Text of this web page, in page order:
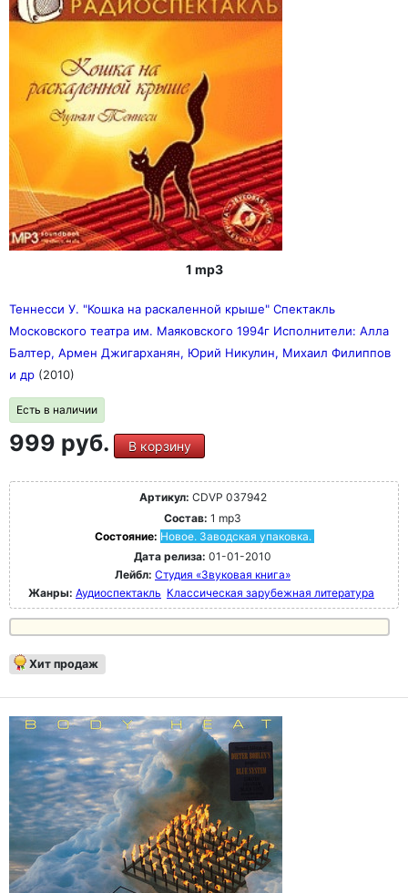
1 mp3
Теннесси У. "Кошка на раскаленной крыше" Спектакль
Московского театра им. Маяковского 1994г Исполнители: Алла
Балтер, Армен Джигарханян, Юрий Никулин, Михаил Филиппов
и др (2010)
Есть в наличии
999 руб. В корзину
Артикул: CDVP 037942
Состав: 1 mp3
Состояние: Новое. Заводская упаковка.
Дата релиза: 01-01-2010
Лейбл: Студия «Звуковая книга»
Жанры: Аудиоспектакль Классическая зарубежная литература
Хит продаж